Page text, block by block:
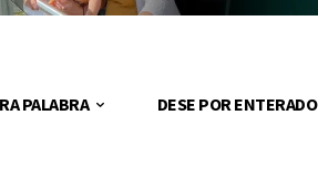
PALABRA DESE POR ENTERADO